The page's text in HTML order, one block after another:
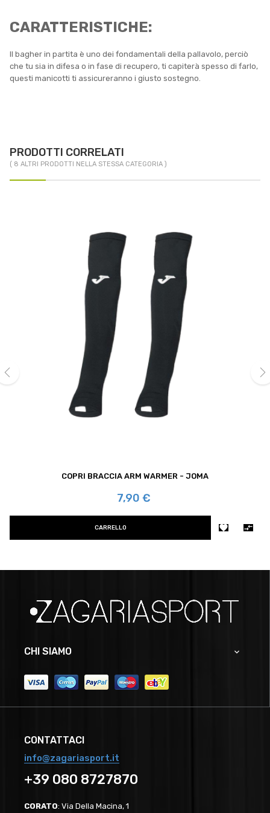
CARATTERISTICHE:
Il bagher in partita è uno dei fondamentali della pallavolo, perciò
che tu sia in difesa o in fase di recupero, ti capiterà spesso di farlo,
questi manicotti ti assicureranno i giusto sostegno.
PRODOTTI CORRELATI
( 8 ALTRI PRODOTTI NELLA STESSA CATEGORIA )
COPRI BRACCIA ARM WARMER - JOMA
Prezzo
7,90 €
CARRELLO  
CHI SIAMO 
CONTATTACI
info@zagariasport.it
+39 080 8727870
CORATO: Via Della Macina, 1